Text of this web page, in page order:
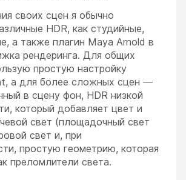
своих сцен я обычно
HDR, как студийные,
а также плагин Maya Arnold в
рендеринга. Для общих
простую настройку
а для более сложных сцен —
в сцену фон, HDR низкой
который добавляет цвет и
свет (площадочный свет
свет и, при
простую геометрию, которая
преломлители света.